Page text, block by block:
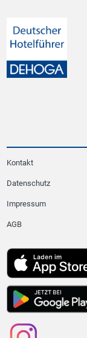
Kontakt
Datenschutz
Impressum
AGB